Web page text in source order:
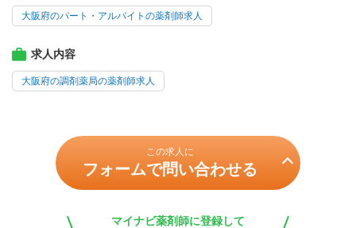
大阪府のパート・アルバイトの薬剤師求人
求人内容
大阪府の調剤薬局の薬剤師求人
この求人に
フォームで問い合わせる
マイナビ薬剤師に登録して